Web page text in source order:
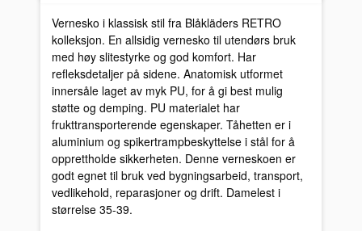
Vernesko i klassisk stil fra Blåkläders RETRO
kolleksjon. En allsidig vernesko til utendørs bruk
med høy slitestyrke og god komfort. Har
refleksdetaljer på sidene. Anatomisk utformet
innersåle laget av myk PU, for å gi best mulig
støtte og demping. PU materialet har
frukttransporterende egenskaper. Tåhetten er i
aluminium og spikertrampbeskyttelse i stål for å
opprettholde sikkerheten. Denne verneskoen er
godt egnet til bruk ved bygningsarbeid, transport,
vedlikehold, reparasjoner og drift. Damelest i
størrelse 35-39.